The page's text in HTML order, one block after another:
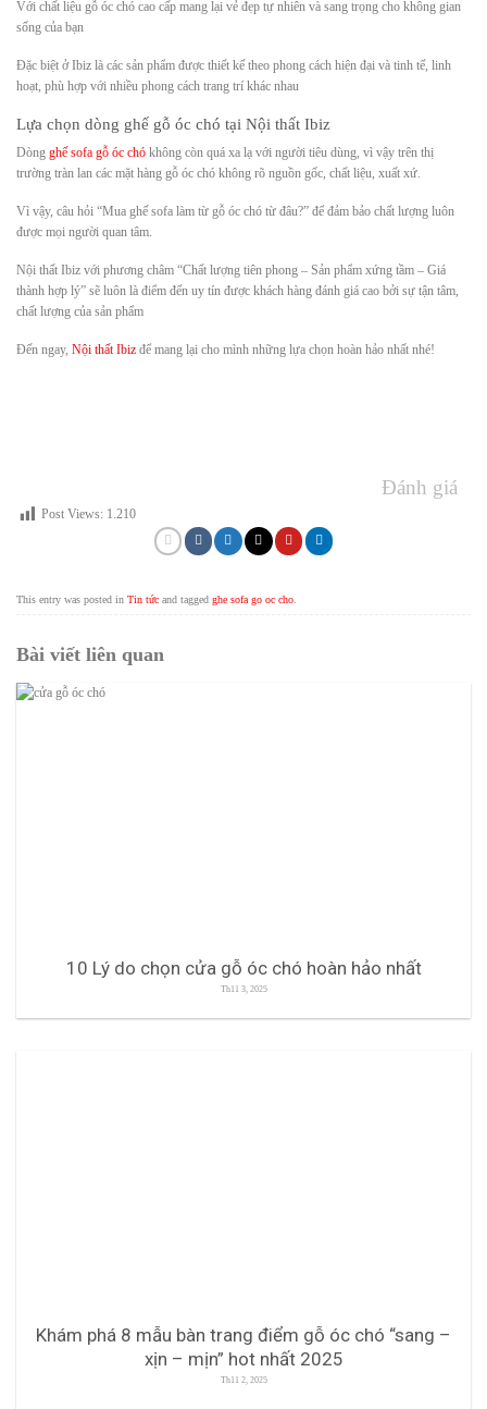
Với chất liệu gỗ óc chó cao cấp mang lại vẻ đẹp tự nhiên và sang trọng cho không gian
sống của bạn
Đặc biệt ở Ibiz là các sản phẩm được thiết kế theo phong cách hiện đại và tinh tế, linh
hoạt, phù hợp với nhiều phong cách trang trí khác nhau
Lựa chọn dòng ghế gỗ óc chó tại Nội thất Ibiz
Dòng ghế sofa gỗ óc chó không còn quá xa lạ với người tiêu dùng, vì vậy trên thị
trường tràn lan các mặt hàng gỗ óc chó không rõ nguồn gốc, chất liệu, xuất xứ.
Vì vậy, câu hỏi “Mua ghế sofa làm từ gỗ óc chó từ đâu?” để đảm bảo chất lượng luôn
được mọi người quan tâm.
Nội thất Ibiz với phương châm “Chất lượng tiên phong – Sản phẩm xứng tầm – Giá
thành hợp lý” sẽ luôn là điểm đến uy tín được khách hàng đánh giá cao bởi sự tận tâm,
chất lượng của sản phẩm
Đến ngay, Nội thất Ibiz để mang lại cho mình những lựa chọn hoàn hảo nhất nhé!
Đánh giá
Post Views: 1.210
This entry was posted in Tin tức and tagged ghe sofa go oc cho
Bài viết liên quan
10 Lý do chọn cửa gỗ óc chó hoàn hảo nhất
Th11 3, 2025
Khám phá 8 mẫu bàn trang điểm gỗ óc chó “sang –
xịn – mịn” hot nhất 2025
Th11 2, 2025